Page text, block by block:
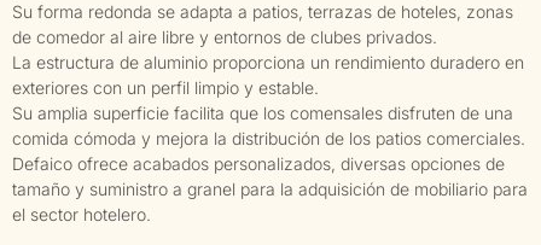
Su forma redonda se adapta a patios, terrazas de hoteles, zonas
de comedor al aire libre y entornos de clubes privados.
La estructura de aluminio proporciona un rendimiento duradero en
exteriores con un perfil limpio y estable.
Su amplia superficie facilita que los comensales disfruten de una
comida cómoda y mejora la distribución de los patios comerciales.
Defaico ofrece acabados personalizados, diversas opciones de
tamaño y suministro a granel para la adquisición de mobiliario para
el sector hotelero.